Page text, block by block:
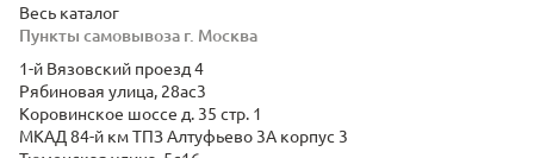
Пункты самовывоза г. Москва
1-й Вязовский проезд 4
Рябиновая улица, 28ас3
Коровинское шоссе д. 35 стр. 1
МКАД 84-й км ТПЗ Алтуфьево 3А корпус 3
Весь каталог